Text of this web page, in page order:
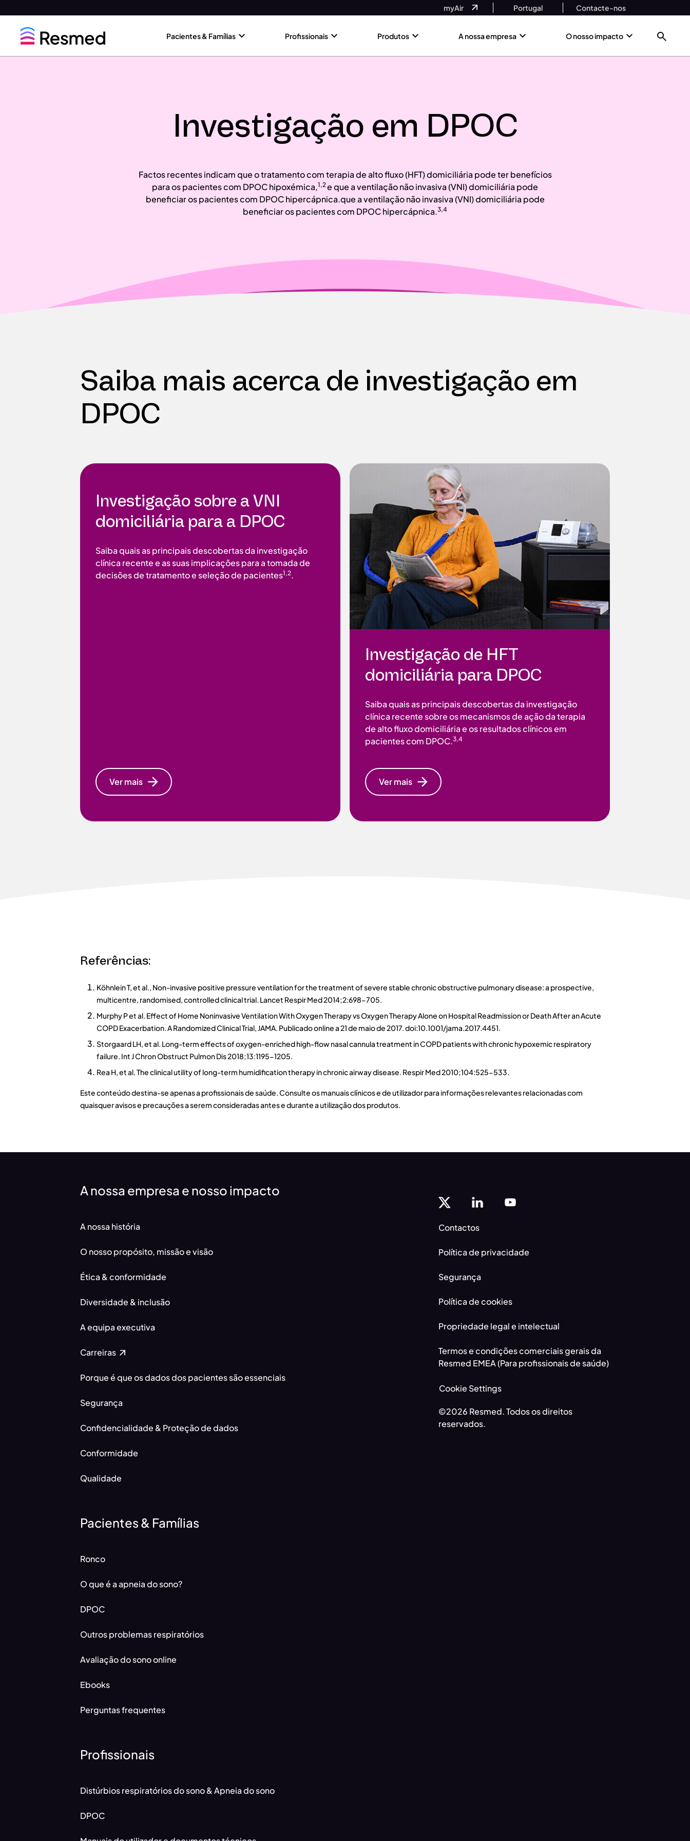
to
menu
to
content
myAir Portugal Contacte-nos
Pacientes & Famílias Profissionais Produtos A nossa empresa O nosso impacto
Investigação em DPOC
Factos recentes indicam que o tratamento com terapia de alto fluxo (HFT) domiciliária pode ter benefícios
para os pacientes com DPOC hipoxémica,1,2e que a ventilação não invasiva (VNI) domiciliária pode
beneficiar os pacientes com DPOC hipercápnica.que a ventilação não invasiva (VNI) domiciliária pode
beneficiar os pacientes com DPOC hipercápnica.3,4
Saiba mais acerca de investigação em
DPOC
Investigação sobre a VNI
domiciliária para a DPOC
Saiba quais as principais descobertas da investigação
clínica recente e as suas implicações para a tomada de
decisões de tratamento e seleção de pacientes1,2.
Ver mais
Investigação de HFT
domiciliária para DPOC
Saiba quais as principais descobertas da investigação
clínica recente sobre os mecanismos de ação da terapia
de alto fluxo domiciliária e os resultados clínicos em
pacientes com DPOC.3,4
Ver mais
Referências:
Köhnlein T, et al., Non-invasive positive pressure ventilation for the treatment of severe stable chronic obstructive pulmonary disease: a prospective,
multicentre, randomised, controlled clinical trial. Lancet Respir Med 2014;2:698-705.
Murphy P et al. Effect of Home Noninvasive Ventilation With Oxygen Therapy vs Oxygen Therapy Alone on Hospital Readmission or Death After an Acute
COPD Exacerbation. A Randomized Clinical Trial, JAMA. Publicado online a 21 de maio de 2017. doi:10.1001/jama.2017.4451.
Storgaard LH, et al. Long-term effects of oxygen-enriched high-flow nasal cannula treatment in COPD patients with chronic hypoxemic respiratory
failure. Int J Chron Obstruct Pulmon Dis 2018;13:1195-1205.
Rea H, et al. The clinical utility of long-term humidification therapy in chronic airway disease. Respir Med 2010;104:525-533.
Este conteúdo destina-se apenas a profissionais de saúde. Consulte os manuais clínicos e de utilizador para informações relevantes relacionadas com
quaisquer avisos e precauções a serem consideradas antes e durante a utilização dos produtos.
A nossa empresa e nosso impacto
A nossa história
O nosso propósito, missão e visão
Ética & conformidade
Diversidade & inclusão
A equipa executiva
Carreiras
Porque é que os dados dos pacientes são essenciais
Segurança
Confidencialidade & Proteção de dados
Conformidade
Qualidade
Pacientes & Famílias
Ronco
O que é a apneia do sono?
DPOC
Outros problemas respiratórios
Avaliação do sono online
Ebooks
Perguntas frequentes
Profissionais
Distúrbios respiratórios do sono & Apneia do sono
DPOC
Contactos
Política de privacidade
Segurança
Política de cookies
Propriedade legal e intelectual
Termos e condições comerciais gerais da
Resmed EMEA (Para profissionais de saúde)
Cookie Settings
©2026 Resmed. Todos os direitos
reservados.